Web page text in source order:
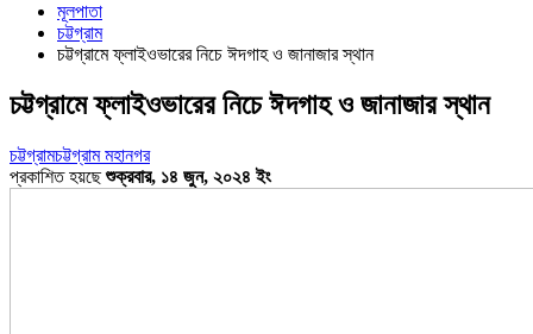
মূলপাতা
চট্টগ্রাম
চট্টগ্রামে ফ্লাইওভারের নিচে ঈদগাহ ও জানাজার স্থান
চট্টগ্রামে ফ্লাইওভারের নিচে ঈদগাহ ও জানাজার স্থান
চট্টগ্রামচট্টগ্রাম মহানগর
প্রকাশিত হয়ছেশুক্রবার, ১৪ জুন, ২০২৪ ইং